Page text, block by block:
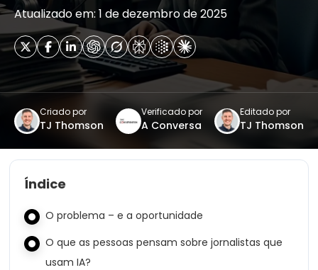
Atualizado em: 1 de dezembro de 2025
Criado por
TJ Thomson
Verificado por
A Conversa
Editado por
TJ Thomson
Índice
O problema – e a oportunidade
O que as pessoas pensam sobre jornalistas que
usam IA?